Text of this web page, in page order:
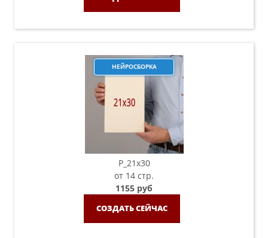
НЕЙРОСБОРКА
P_21х30
от 14 стр.
1155 руб
СОЗДАТЬ СЕЙЧАС